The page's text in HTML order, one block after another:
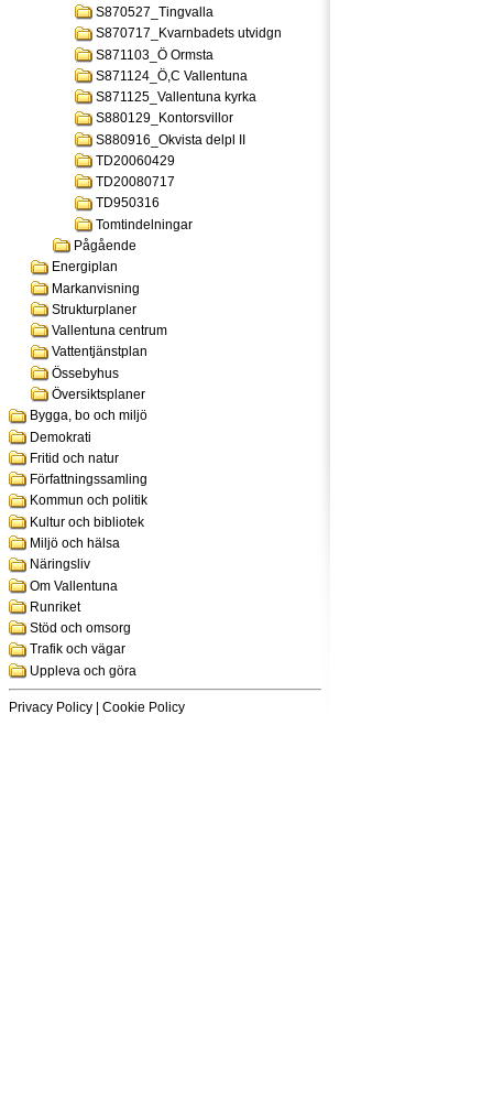
S870527_Tingvalla
S870717_Kvarnbadets utvidgn
S871103_Ö Ormsta
S871124_Ö,C Vallentuna
S871125_Vallentuna kyrka
S880129_Kontorsvillor
S880916_Okvista delpl II
TD20060429
TD20080717
TD950316
Tomtindelningar
Pågående
Energiplan
Markanvisning
Strukturplaner
Vallentuna centrum
Vattentjänstplan
Össebyhus
Översiktsplaner
Bygga, bo och miljö
Demokrati
Fritid och natur
Författningssamling
Kommun och politik
Kultur och bibliotek
Miljö och hälsa
Näringsliv
Om Vallentuna
Runriket
Stöd och omsorg
Trafik och vägar
Uppleva och göra
Privacy Policy Cookie Policy